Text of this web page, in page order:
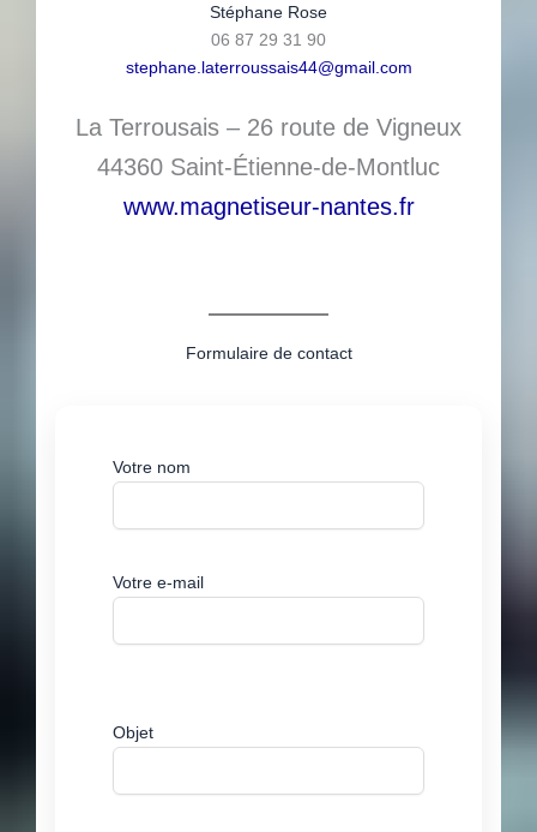
Stéphane Rose
06 87 29 31 90
stephane.laterroussais44@gmail.com
La Terrousais – 26 route de Vigneux
44360 Saint-Étienne-de-Montluc
www.magnetiseur-nantes.fr
Formulaire de contact
Votre nom
Votre e-mail
Objet